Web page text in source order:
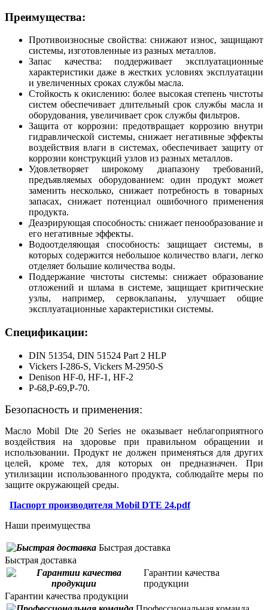
Преимущества:
Противоизносные свойства: снижают износ, защищают
системы, изготовленные из разных металлов.
Запас качества: поддерживает эксплуатационные
характеристики даже в жестких условиях эксплуатации
и увеличенных сроках службы масла.
Стойкость к окислению: более высокая степень чистоты
систем обеспечивает длительный срок службы масла и
оборудования, увеличивает срок службы фильтров.
Защита от коррозии: предотвращает коррозию внутри
гидравлической системы, снижает негативные эффекты
воздействия влаги в системах, обеспечивает защиту от
коррозии конструкций узлов из разных металлов.
Удовлетворяет широкому диапазону требований,
предъявляемых оборудованием: один продукт может
заменить несколько, снижает потребность в товарных
запасах, снижает потенциал ошибочного применения
продукта.
Деаэрирующая способность: снижает пенообразование и
его негативные эффекты.
Водоотделяющая способность: защищает системы, в
которых содержится небольшое количество влаги, легко
отделяет большие количества воды.
Поддержание чистоты системы: снижает образование
отложений и шлама в системе, защищает критические
узлы, например, сервоклапаны, улучшает общие
эксплуатационные характеристики системы.
Спецификации:
DIN 51354, DIN 51524 Part 2 HLP
Vickers I-286-S, Vickers M-2950-S
Denison HF-0, HF-1, HF-2
Р-68,Р-69,Р-70.
Безопасность и применения:
Масло Mobil Dte 20 Series не оказывает неблагоприятного
воздействия на здоровье при правильном обращении и
использовании. Продукт не должен применяться для других
целей, кроме тех, для которых он предназначен. При
утилизации использованного продукта, соблюдайте меры по
защите окружающей среды.
Паспорт производителя Mobil DTE 24.pdf
Наши преимущества
Быстрая доставка
Быстрая доставка
Гарантии качества
продукции
Гарантии качества продукции